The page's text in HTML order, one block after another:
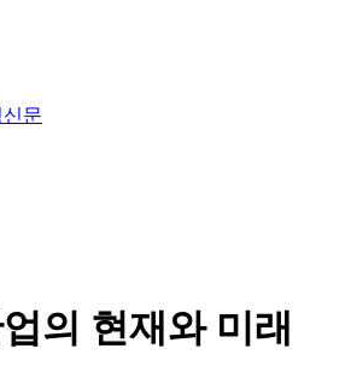
문
의 현재와 미래